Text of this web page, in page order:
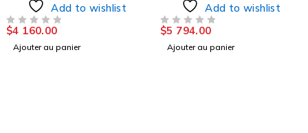
Add to wishlist
$4 160.00
Ajouter au panier
Add to wishlist
$5 794.00
Ajouter au panier